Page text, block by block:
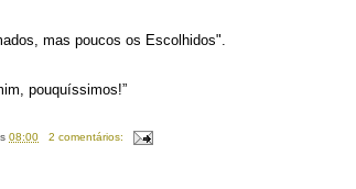
mas poucos os Escolhidos".
pouquíssimos!”
08:00
2 comentários: